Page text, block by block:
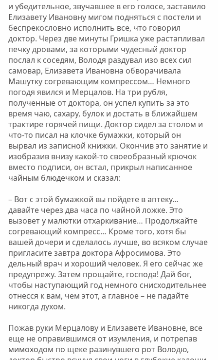
и убедительное, звучавшее в его голосе, заставило
Елизавету Ивановну мигом подняться с постели и
беспрекословно исполнить все, что говорил
доктор. Через две минуты Гришка уже растапливал
печку дровами, за которыми чудесный доктор
послал к соседям, Володя раздувал изо всех сил
самовар, Елизавета Ивановна обворачивала
Машутку согревающим компрессом… Немного
погодя явился и Мерцалов. На три рубля,
полученные от доктора, он успел купить за это
время чаю, сахару, булок и достать в ближайшем
трактире горячей пищи. Доктор сидел за столом и
что-то писал на клочке бумажки, который он
вырвал из записной книжки. Окончив это занятие и
изобразив внизу какой-то своеобразный крючок
вместо подписи, он встал, прикрыл написанное
чайным блюдечком и сказал:
– Вот с этой бумажкой вы пойдете в аптеку…
давайте через два часа по чайной ложке. Это
вызовет у малютки отхаркивание… Продолжайте
согревающий компресс… Кроме того, хотя бы
вашей дочери и сделалось лучше, во всяком случае
пригласите завтра доктора Афросимова. Это
дельный врач и хороший человек. Я его сейчас же
предупрежу. Затем прощайте, господа! Дай бог,
чтобы наступающий год немного снисходительнее
отнесся к вам, чем этот, а главное – не падайте
никогда духом.
Пожав руки Мерцалову и Елизавете Ивановне, все
еще не оправившимся от изумления, и потрепав
мимоходом по щеке разинувшего рот Володю,